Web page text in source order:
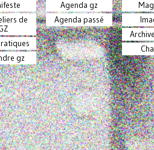
de
gz
Agenda gz
Agenda passé